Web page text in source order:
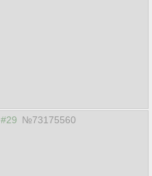
#29 №73175560